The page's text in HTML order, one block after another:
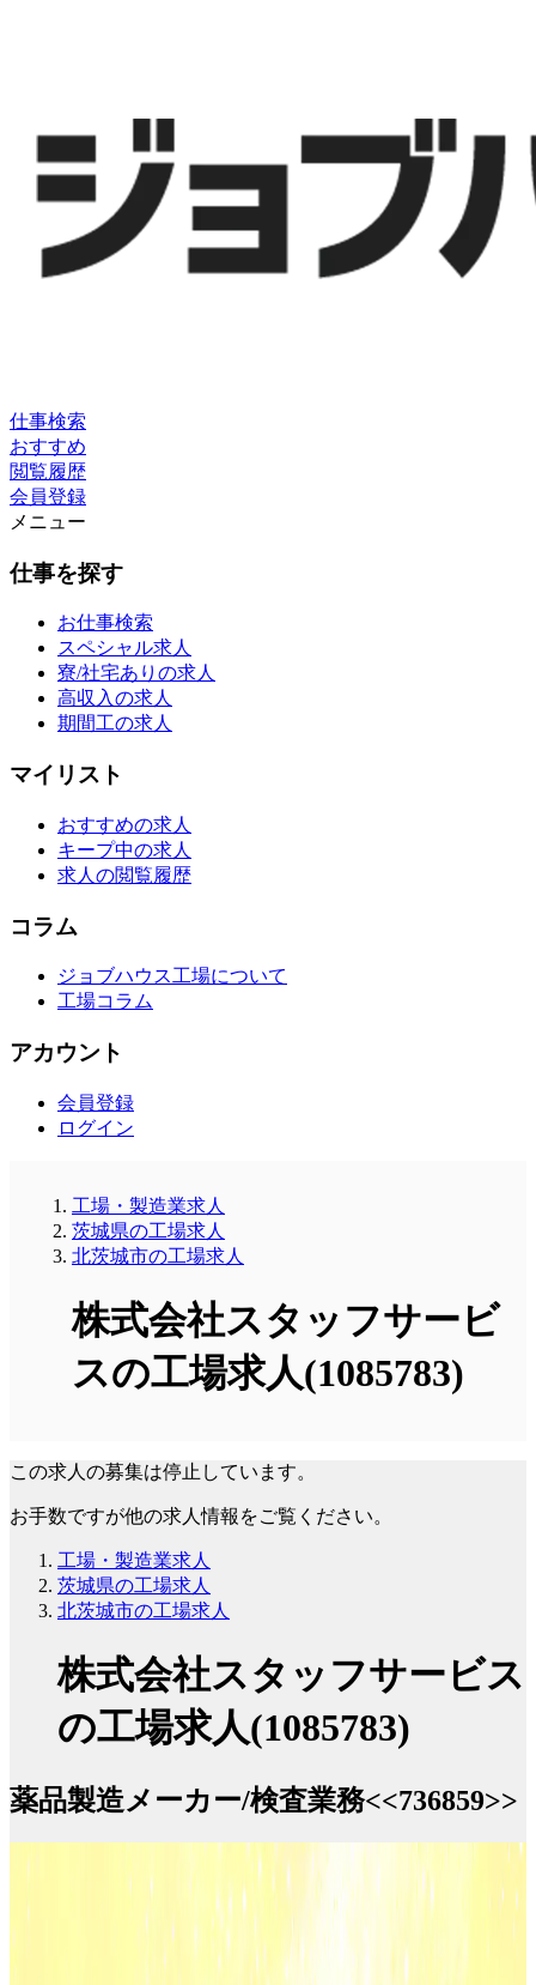
仕事検索
おすすめ
閲覧履歴
会員登録
メニュー
仕事を探す
お仕事検索
スペシャル求人
寮/社宅ありの求人
高収入の求人
期間工の求人
マイリスト
おすすめの求人
キープ中の求人
求人の閲覧履歴
コラム
ジョブハウス工場について
工場コラム
アカウント
会員登録
ログイン
工場・製造業求人
茨城県の工場求人
北茨城市の工場求人
株式会社スタッフサービ
スの工場求人(1085783)
この求人の募集は停止しています。
お手数ですが他の求人情報をご覧ください。
工場・製造業求人
茨城県の工場求人
北茨城市の工場求人
株式会社スタッフサービス
の工場求人(1085783)
薬品製造メーカー/検査業務<<736859>>